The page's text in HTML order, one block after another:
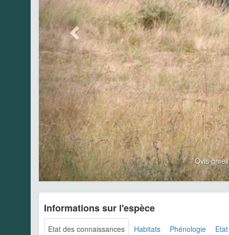
Ovis
Informations sur l'espèce
Etat des connaissances Habitats Phénologie